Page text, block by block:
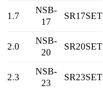
1.7
NSB-
17
SR17SET
2.0
NSB-
20
SR20SET
2.3
NSB-
23
SR23SET